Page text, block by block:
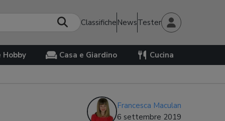
Classifiche NewsTester
Hobby Casa e Giardino Cucina
Francesca Maculan
6 settembre 2019